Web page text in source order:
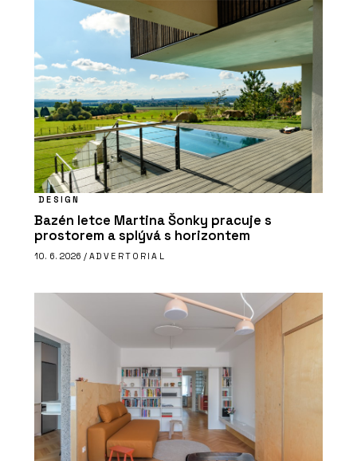
DESIGN
Bazén letce Martina Šonky pracuje s
prostorem a splývá s horizontem
10. 6. 2026 / ADVERTORIAL